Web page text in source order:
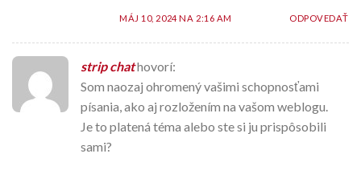
MÁJ 10, 2024 NA 2:16 AM ODPOVEDAŤ
strip chathovorí:
Som naozaj ohromený vašimi schopnosťami
písania, ako aj rozložením na vašom weblogu.
Je to platená téma alebo ste si ju prispôsobili
sami?